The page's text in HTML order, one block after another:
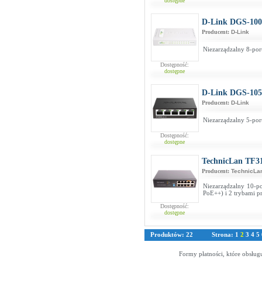
Dostępność:
dostępne
D-Link DGS-
Producent: D-Link
Niezarządzalny 8-
Dostępność:
dostępne
D-Link DGS-105
Producent: D-Link
Niezarządzalny 5-
Dostępność:
dostępne
TechnicLan
Producent:
Niezarządzalny 10-
PoE++) i 2 trybami
Produktów: 22 Strona: 1 2 3 4 5
Formy płatności, które